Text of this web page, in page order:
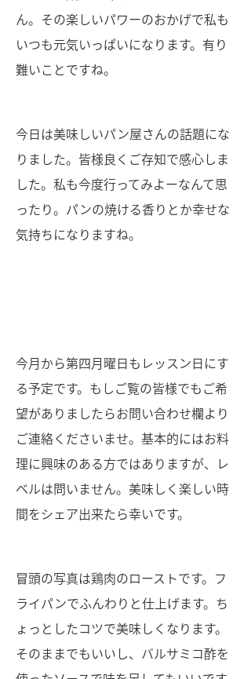
ん。その楽しいパワーのおかげで私も
いつも元気いっぱいになります。有り
難いことですね。
今日は美味しいパン屋さんの話題にな
りました。皆様良くご存知で感心しま
した。私も今度行ってみよーなんて思
ったり。パンの焼ける香りとか幸せな
気持ちになりますね。
今月から第四月曜日もレッスン日にす
る予定です。もしご覧の皆様でもご希
望がありましたらお問い合わせ欄より
ご連絡くださいませ。基本的にはお料
理に興味のある方ではありますが、レ
ベルは問いません。美味しく楽しい時
間をシェア出来たら幸いです。
冒頭の写真は鶏肉のローストです。フ
ライパンでふんわりと仕上げます。ち
ょっとしたコツで美味しくなります。
そのままでもいいし、バルサミコ酢を